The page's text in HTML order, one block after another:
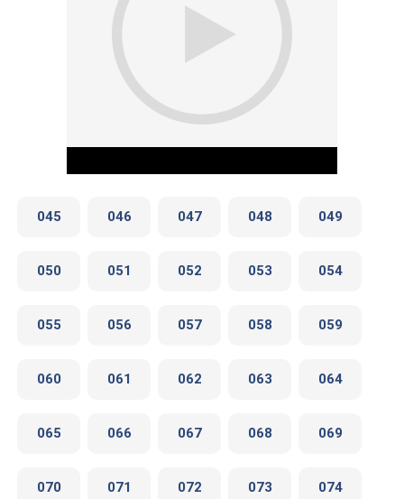
Play Video
045 046 047 048 049
050 051 052 053 054
055 056 057 058 059
060 061 062 063 064
065 066 067 068 069
070 071 072 073 074